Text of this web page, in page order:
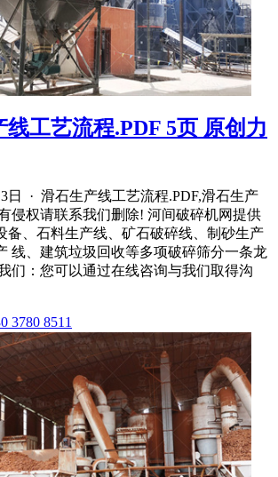
线工艺流程.PDF 5页 原创力
日 · 滑石生产线工艺流程.PDF,滑石生产
侵权请联系我们删除! 河间破碎机网提供
备、石料生产线、矿石破碎线、制砂生产
线、建筑垃圾回收等多项破碎筛分一条龙
们：您可以通过在线咨询与我们取得沟
3780 8511